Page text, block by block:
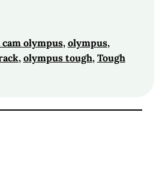
olympus, olympus ,
, olympus tough, Tough